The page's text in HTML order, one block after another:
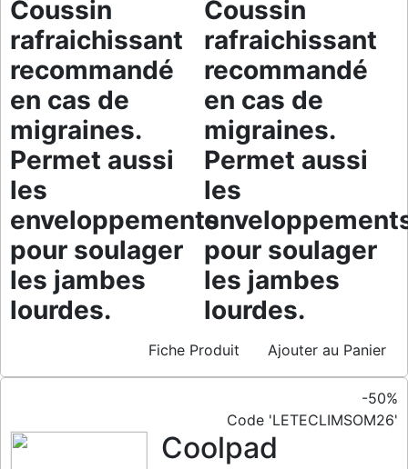
Coussin
rafraichissant
recommandé
en cas de
migraines.
Permet aussi
les
enveloppements
pour soulager
les jambes
lourdes.
Coussin
rafraichissant
recommandé
en cas de
migraines.
Permet aussi
les
pour soulager
les jambes
lourdes.
Fiche Produit Ajouter au Panier
-50%
Code 'LETECLIMSOM26'
Coolpad